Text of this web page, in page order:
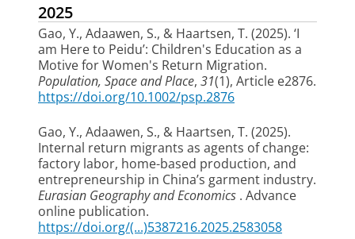
2025
Gao, Y., Adaawen, S., & Haartsen, T. (2025). ‘I
am Here to Peidu’: Children's Education as a
Motive for Women's Return Migration.
Population, Space and Place, 31(1), Article e2876.
https://doi.org/10.1002/psp.2876
Gao, Y., Adaawen, S., & Haartsen, T. (2025).
Internal return migrants as agents of change:
factory labor, home-based production, and
entrepreneurship in China’s garment industry.
Eurasian Geography and Economics . Advance
online publication.
https://doi.org/(...)5387216.2025.2583058